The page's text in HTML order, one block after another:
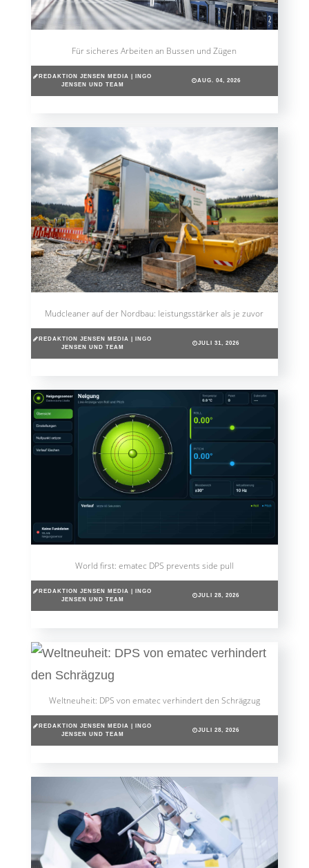
Für sicheres Arbeiten an Bussen und Zügen
REDAKTION JENSEN MEDIA | INGO
JENSEN UND TEAM
AUG. 04, 2026
Mudcleaner auf der Nordbau: leistungsstärker als je zuvor
REDAKTION JENSEN MEDIA | INGO
JENSEN UND TEAM
JULI 31, 2026
World first: ematec DPS prevents side pull
REDAKTION JENSEN MEDIA | INGO
JENSEN UND TEAM
JULI 28, 2026
Weltneuheit: DPS von ematec verhindert den Schrägzug
REDAKTION JENSEN MEDIA | INGO
JENSEN UND TEAM
JULI 28, 2026